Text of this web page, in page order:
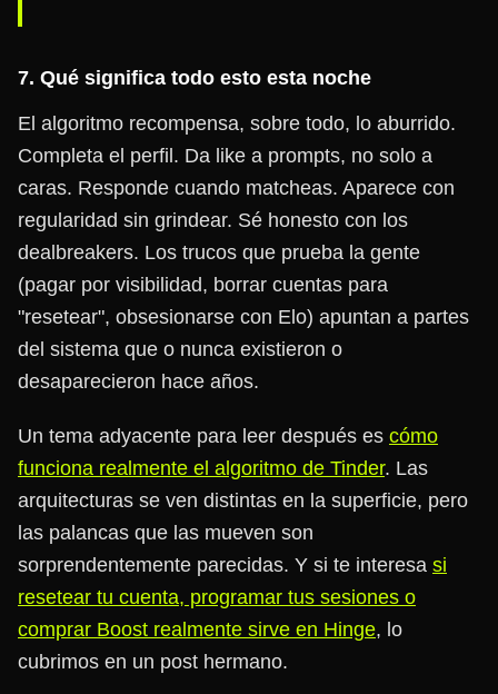
7. Qué significa todo esto esta noche
El algoritmo recompensa, sobre todo, lo aburrido.
Completa el perfil. Da like a prompts, no solo a
caras. Responde cuando matcheas. Aparece con
regularidad sin grindear. Sé honesto con los
dealbreakers. Los trucos que prueba la gente
(pagar por visibilidad, borrar cuentas para
"resetear", obsesionarse con Elo) apuntan a partes
del sistema que o nunca existieron o
desaparecieron hace años.
Un tema adyacente para leer después es cómo
funciona realmente el algoritmo de Tinder. Las
arquitecturas se ven distintas en la superficie, pero
las palancas que las mueven son
sorprendentemente parecidas. Y si te interesa si
resetear tu cuenta, programar tus sesiones o
comprar Boost realmente sirve en Hinge, lo
cubrimos en un post hermano.